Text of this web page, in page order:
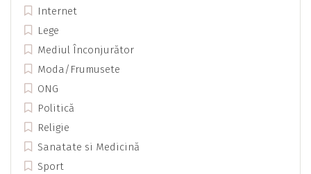
Internet
Lege
Mediul Înconjurător
Moda/Frumusete
ONG
Politică
Religie
Sanatate si Medicină
Sport